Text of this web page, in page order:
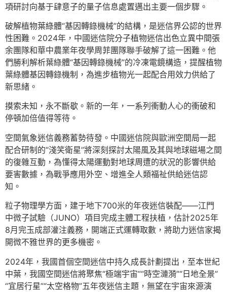
項研討向基于肆意子的量子信息處置邁出主要一個步驟。
破解植物葉綠體“基因轉錄機械”的結構，是迷信界公認的世界
性困難。2024年，中國迷信院分子植物迷信出色立異中間張
余團隊和華中農業年夜學周菲團隊聯手破解了這一困難。他
們勝利解析葉綠體“基因轉錄機械”的冷凍電鏡構造，提醒植物
葉綠體基因轉錄機制，為進步植物光一起配合用效力供給了
新思緒。
摸索未知，永不斷歇。新的一年，一系列衝動人心的衝破和
停頓加倍值得等待。
空間氣象迷信義務蓄勢待發。中國迷信院與歐洲空間局一起
配合研制的“淺笑衛星”將深刻探討太陽風及其與地球磁場之間
的復雜互動，為懂得太陽運動對地球周遭的狀況的影響供給
要害數據，為戰爭應用外空、增進全人類福祉供給迷信認
知。
粒子物理學方面，建于地下700米的年夜迷信裝配——江門
中微子試驗（JUNO）項目完成主體工程扶植，估計2025年
8月完玉成部灌注義務，開端正式運轉取數，將助力迷信家揭
開微不雅世界的更多機密。
2024年，我國首個空間迷信中持久成長計劃提出，至本世紀
中葉，我國空間迷信將聚焦“極端宇宙”“時空漣漪”“日地全景”
“宜居行星”“太空格物”五年夜迷信主題，無望在宇宙來源演